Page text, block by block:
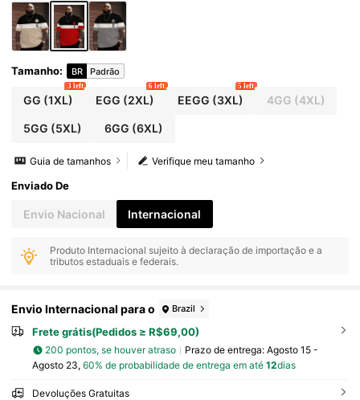
Tamanho: BR Padrão
GG (1XL)
3 left
EGG (2XL)
6 left
EEGG (3XL)
5 left
4GG (4XL)
5GG (5XL) 6GG (6XL)
Verifique meu tamanho
Guia de tamanhos
Enviado De
Envio Nacional Internacional
Produto Internacional sujeito à declaração de importação e a
tributos estaduais e federais.
Envio Internacional para o Brazil
Frete grátis(Pedidos ≥ R$69,00)
200 pontos, se houver atraso Prazo de entrega: Agosto 15 -
Agosto 23, 60% de probabilidade de entrega em até 12dias
Devoluções Gratuitas